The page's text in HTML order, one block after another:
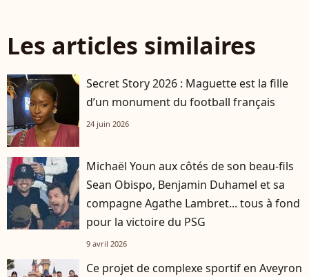
Les articles similaires
Secret Story 2026 : Maguette est la fille
d’un monument du football français
24 juin 2026
Michaël Youn aux côtés de son beau-fils
Sean Obispo, Benjamin Duhamel et sa
compagne Agathe Lambret... tous à fond
pour la victoire du PSG
9 avril 2026
Ce projet de complexe sportif en Aveyron